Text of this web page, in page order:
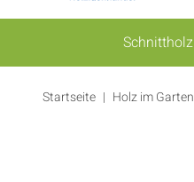
Schnittholz
Startseite Holz im Garten